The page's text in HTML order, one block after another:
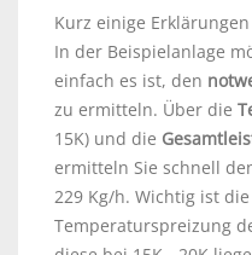
Kurz einige
In der Beispielanlage
einfach es ist, den
zu ermitteln. Über die
15K) und die
ermitteln Sie schnell
229 Kg/h. Wichtig ist
Temperaturspreizung